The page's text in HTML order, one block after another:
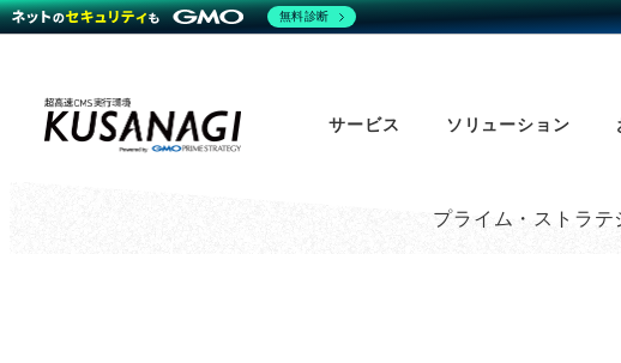
main
サービス ソリューション
プライム・ストラテ
無料診断